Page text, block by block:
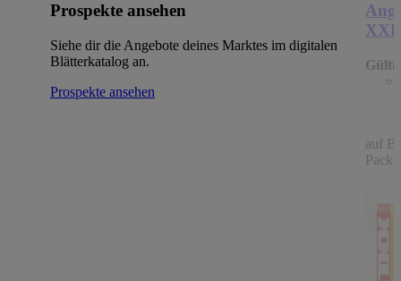
Prospekte ansehen
Siehe dir die Angebote deines Marktes im digitalen
Blätterkatalog an.
Prospekte ansehen
XXL
auf